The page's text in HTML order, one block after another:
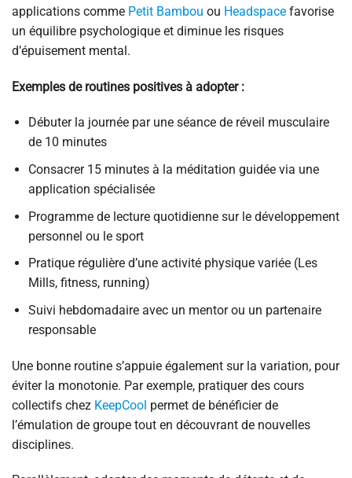
applications comme Petit Bambou ou Headspace favorise
un équilibre psychologique et diminue les risques
d’épuisement mental.
Exemples de routines positives à adopter :
Débuter la journée par une séance de réveil musculaire
de 10 minutes
Consacrer 15 minutes à la méditation guidée via une
application spécialisée
Programme de lecture quotidienne sur le développement
personnel ou le sport
Pratique régulière d’une activité physique variée (Les
Mills, fitness, running)
Suivi hebdomadaire avec un mentor ou un partenaire
responsable
Une bonne routine s’appuie également sur la variation, pour
éviter la monotonie. Par exemple, pratiquer des cours
collectifs chez KeepCool permet de bénéficier de
l’émulation de groupe tout en découvrant de nouvelles
disciplines.